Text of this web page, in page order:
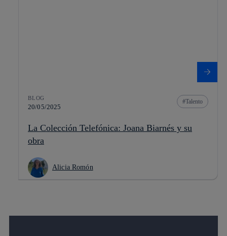
BLOG
20/05/2025
Talento
La Colección Telefónica: Joana Biarnés y su
obra
Alicia Romón